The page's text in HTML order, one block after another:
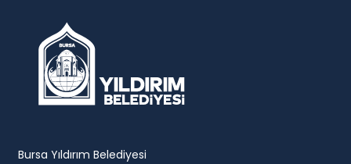
Bursa Yıldırım Belediyesi